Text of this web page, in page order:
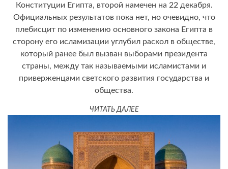
Конституции Египта, второй намечен на 22 декабря.
Официальных результатов пока нет, но очевидно, что
плебисцит по изменению основного закона Египта в
сторону его исламизации углубил раскол в обществе,
который ранее был вызван выборами президента
страны, между так называемыми исламистами и
приверженцами светского развития государства и
общества.
ЧИТАТЬ ДАЛЕЕ